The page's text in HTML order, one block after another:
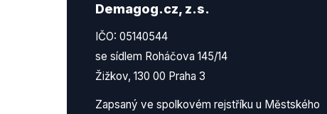
Demagog.cz, z.s.
IČO: 05140544
se sídlem Roháčova 145/14
Žižkov, 130 00 Praha 3
Zapsaný ve spolkovém rejstříku u Městského